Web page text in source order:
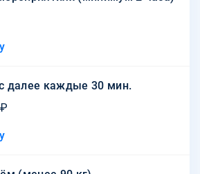
далее каждые 30 мин.